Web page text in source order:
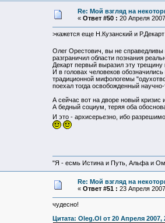
Re: Мой взгляд на
« Ответ #50 : 20 Апреля
>кажется еще Н.Кузанский и
Олег Орестович, вы не
разграничил области познания
Декарт первый выразил эту
И в головах человеков
традиционной мифологемы
поехал тогда освобожденный
А сейчас вот на дворе новый кризис
А бедный социум, теряя оба
И это - архисерьезно, ибо
"Я - есмь Истина и Путь, Альфа и
Re: Мой взгляд на
« Ответ #51 : 23 Апреля
чудесно!
Цитата: Oleg.Ol от 20 Апреля 2007,